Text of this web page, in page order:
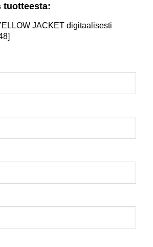
tuotteesta:
JACKET digitaalisesti